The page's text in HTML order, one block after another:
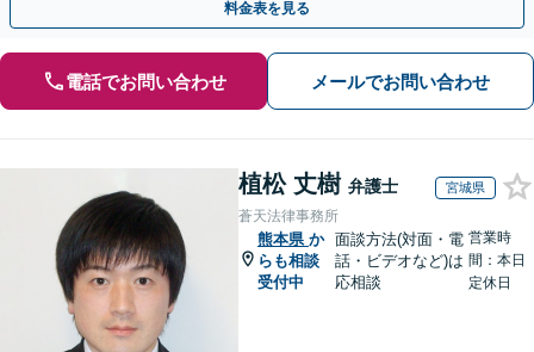
料金表を見る
電話でお問い合わせ メールでお問い合わせ
植松 丈樹 弁護士 宮城県
蒼天法律事務所
熊本県 か
らも相談
受付中
面談方法(対面・電
話・ビデオなど)は
応相談
営業時
間：本日
定休日